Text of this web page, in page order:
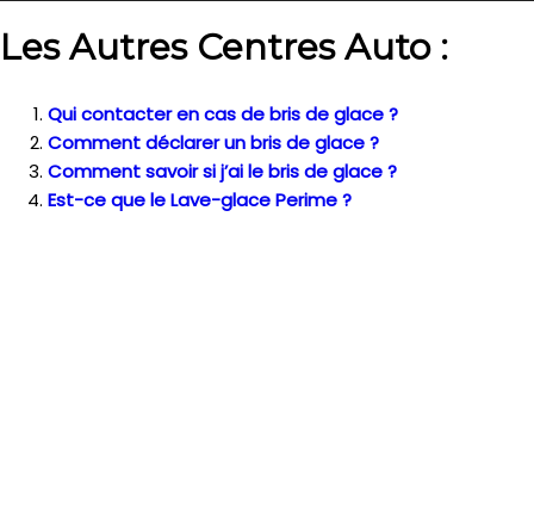
Les Autres Centres Auto :
Qui contacter en cas de bris de glace ?
Comment déclarer un bris de glace ?
Comment savoir si j’ai le bris de glace ?
Est-ce que le Lave-glace Perime ?